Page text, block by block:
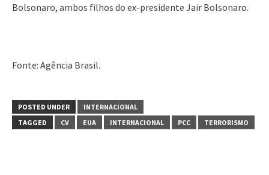
Bolsonaro, ambos filhos do ex-presidente Jair Bolsonaro.
Fonte: Agência Brasil.
POSTED UNDER
INTERNACIONAL
TAGGED
CV EUA INTERNACIONAL PCC TERRORISMO